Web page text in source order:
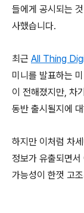
들에게 공시되는
사했습니다.
최근 All Thing
미니를 발표하는
이 전해졌지만, 차
동반 출시될지에
하지만 이처럼 차
정보가 유출되면
가능성이 한껏 고